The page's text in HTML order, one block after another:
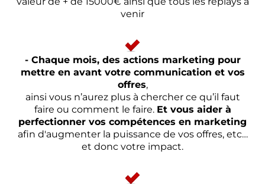
venir
- Chaque mois, des actions marketing pour
mettre en avant votre communication et vos
offres,
ainsi vous n’aurez plus à chercher ce qu’il faut
faire ou comment le faire. Et vous aider à
perfectionner vos compétences en marketing
afin d'augmenter la puissance de vos offres, etc…
et donc votre impact.